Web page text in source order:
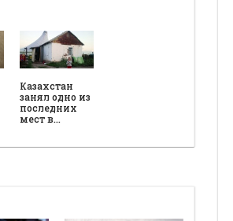
Казахстан
занял одно из
последних
мест в…